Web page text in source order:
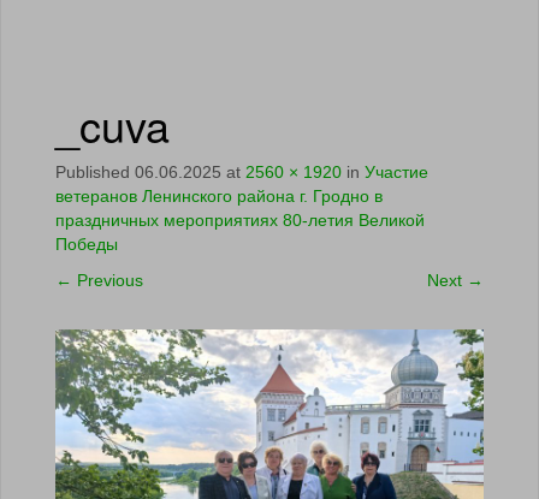
_cuva
Published 06.06.2025 at 2560 × 1920 in Участие
ветеранов Ленинского района г. Гродно в
праздничных мероприятиях 80-летия Великой
Победы
← Previous Next →